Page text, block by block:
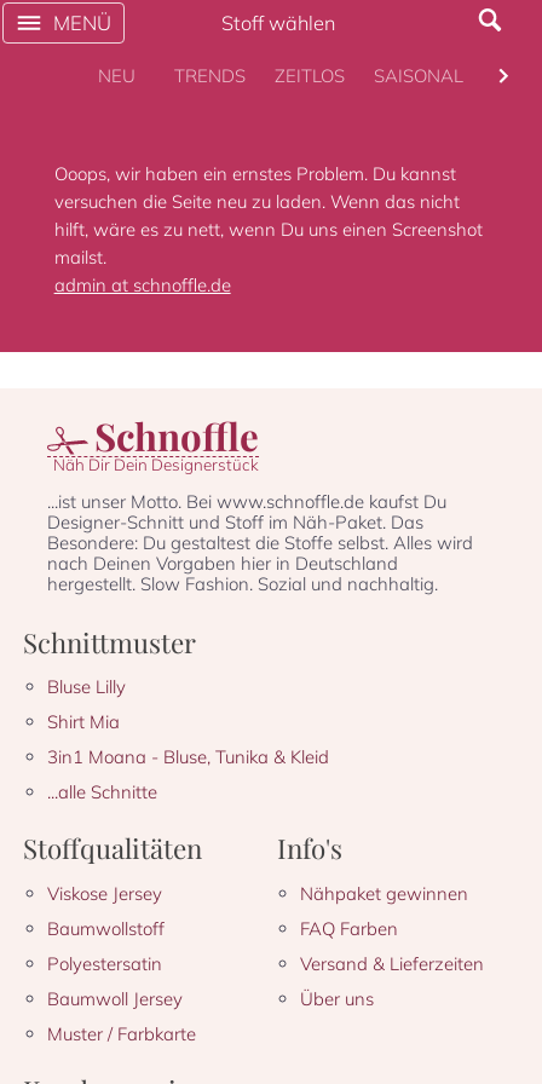
MENÜ Stoff wählen
NEU TRENDS ZEITLOS SAISONAL
Ooops, wir haben ein ernstes Problem. Du kannst
versuchen die Seite neu zu laden. Wenn das nicht
hilft, wäre es zu nett, wenn Du uns einen Screenshot
mailst.
admin at schnoffle.de
Schnoffle
Näh Dir Dein Designerstück
...ist unser Motto. Bei www.schnoffle.de kaufst Du
Designer-Schnitt und Stoff im Näh-Paket. Das
Besondere: Du gestaltest die Stoffe selbst. Alles wird
nach Deinen Vorgaben hier in Deutschland
hergestellt. Slow Fashion. Sozial und nachhaltig.
Schnittmuster
Bluse Lilly
Shirt Mia
3in1 Moana - Bluse, Tunika & Kleid
...alle Schnitte
Stoffqualitäten
Viskose Jersey
Baumwollstoff
Polyestersatin
Baumwoll Jersey
Muster / Farbkarte
Info's
Nähpaket gewinnen
FAQ Farben
Versand & Lieferzeiten
Über uns